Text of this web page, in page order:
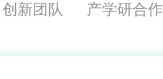
创新团队 产学研合作